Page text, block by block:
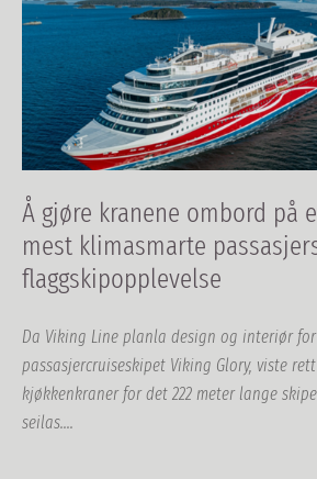
Å gjøre kranene ombord på
mest klimasmarte
flaggskipopplevelse
Da Viking Line planla design og interiør
passasjercruiseskipet Viking Glory, viste
kjøkkenkraner for det 222 meter lange
seilas....